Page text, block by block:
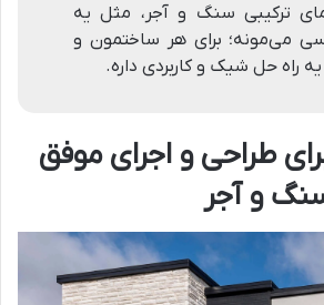
ترکیبی سنگ و آجر، مثل یه
می‌مونه؛ برای هر ساختمون و
راه حل شیک و کاربردی داره.
طراحی و اجرای موفق
و آجر